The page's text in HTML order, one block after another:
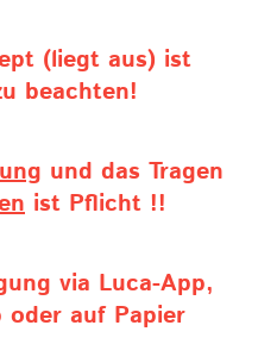
(liegt aus) ist
beachten!
und das Tragen
ist Pflicht !!
via Luca-App,
oder auf Papier